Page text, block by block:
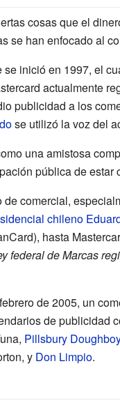
cosas que el
se han enfocado al
inició en 1997, el
actualmente
publicidad a los
se utilizó la voz del
una amistosa
pública de estar
comercial,
chileno
hasta
federal de Marcas
de 2005, un
de publicidad
, Pillsbury Doughboy
, y Don Limpio.